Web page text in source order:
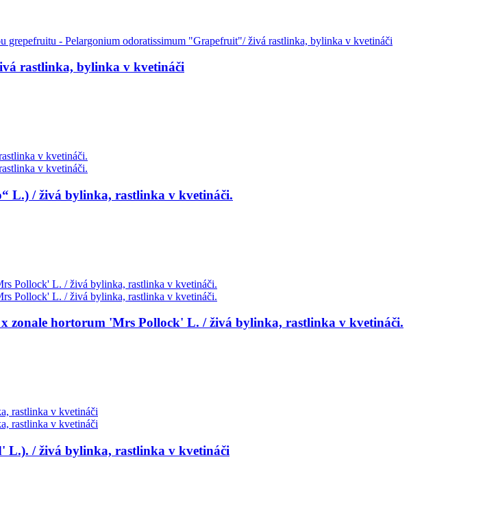
rastlinka, bylinka v kvetináči
L.) / živá bylinka, rastlinka v kvetináči.
zonale hortorum 'Mrs Pollock' L. / živá bylinka, rastlinka v kvetináči.
L.). / živá bylinka, rastlinka v kvetináči